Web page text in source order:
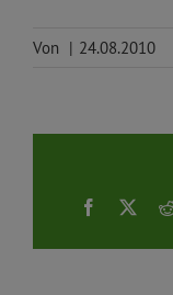
Von | 24.08.2010
Facebook
X